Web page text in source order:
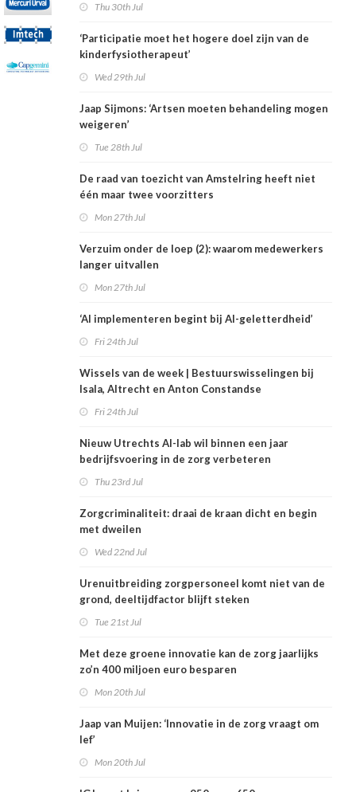
Thu 30th Jul
‘Participatie moet het hogere doel zijn van de
kinderfysiotherapeut’
Wed 29th Jul
Jaap Sijmons: ‘Artsen moeten behandeling mogen
weigeren’
Tue 28th Jul
De raad van toezicht van Amstelring heeft niet
één maar twee voorzitters
Mon 27th Jul
Verzuim onder de loep (2): waarom medewerkers
langer uitvallen
Mon 27th Jul
‘AI implementeren begint bij AI-geletterdheid’
Fri 24th Jul
Wissels van de week | Bestuurswisselingen bij
Isala, Altrecht en Anton Constandse
Fri 24th Jul
Nieuw Utrechts AI-lab wil binnen een jaar
bedrijfsvoering in de zorg verbeteren
Thu 23rd Jul
Zorgcriminaliteit: draai de kraan dicht en begin
met dweilen
Wed 22nd Jul
Urenuitbreiding zorgpersoneel komt niet van de
grond, deeltijdfactor blijft steken
Tue 21st Jul
Met deze groene innovatie kan de zorg jaarlijks
zo’n 400 miljoen euro besparen
Mon 20th Jul
Jaap van Muijen: ‘Innovatie in de zorg vraagt om
lef’
Mon 20th Jul